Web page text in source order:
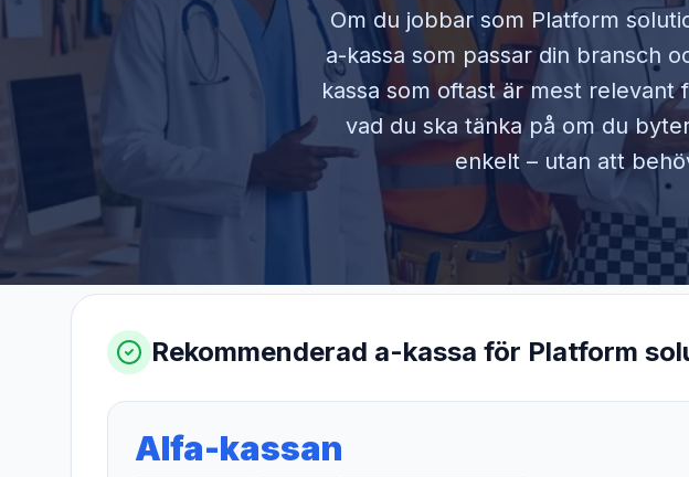
Om du jobbar som Platform
a-kassa som passar din bransch
kassa som oftast är mest
vad du ska tänka på om du
enkelt – utan att
Rekommenderad a-kassa för Platform
Alfa-kassan